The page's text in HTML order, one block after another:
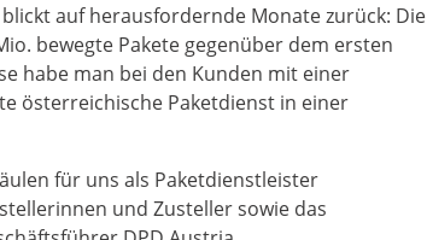
auf herausfordernde Monate zurück: Die
bewegte Pakete gegenüber dem ersten
habe man bei den Kunden mit einer
österreichische Paketdienst in einer
für uns als Paketdienstleister
und Zusteller sowie das